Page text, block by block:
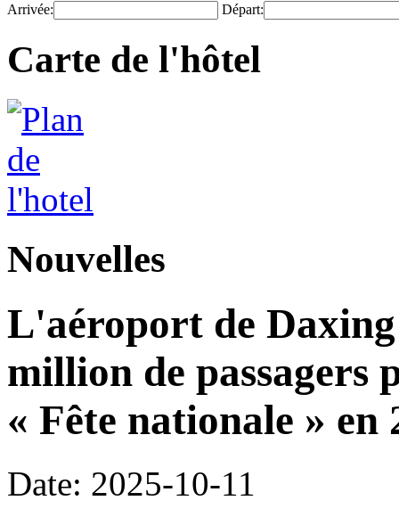
Arrivée: Départ:
Carte de l'hôtel
Nouvelles
L'aéroport de
million de passagers
« Fête nationale » en
Date: 2025-10-11